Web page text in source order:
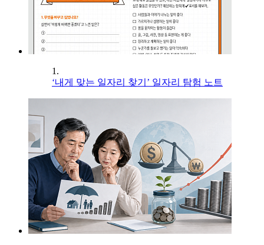
1.
‘내게 맞는 일자리 찾기’ 일자리 탐험 노트